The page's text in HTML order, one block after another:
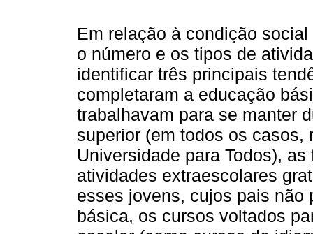
Em relação à condição
o número e os tipos de
identificar três principais
completaram a educação
trabalhavam para se manter
superior (em todos os
Universidade para Todos),
atividades extraescolares
esses jovens, cujos pais não
básica, os cursos voltados